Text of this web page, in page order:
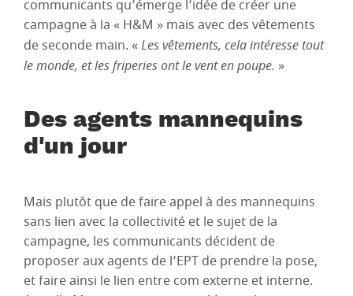
communicants qu’émerge l’idée de créer une
campagne à la « H&M » mais avec des vêtements
de seconde main. «Les vêtements, cela intéresse tout
le monde, et les friperies ont le vent en poupe. »
Des agents mannequins
d'un jour
Mais plutôt que de faire appel à des mannequins
sans lien avec la collectivité et le sujet de la
campagne, les communicants décident de
proposer aux agents de l’EPT de prendre la pose,
et faire ainsi le lien entre com externe et interne.